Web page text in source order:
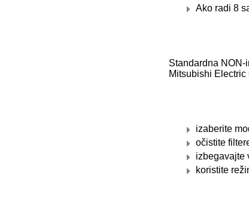
Ako radi 8
Standardna NON-
Mitsubishi
izaberite
očistite
izbegavajte
koristite